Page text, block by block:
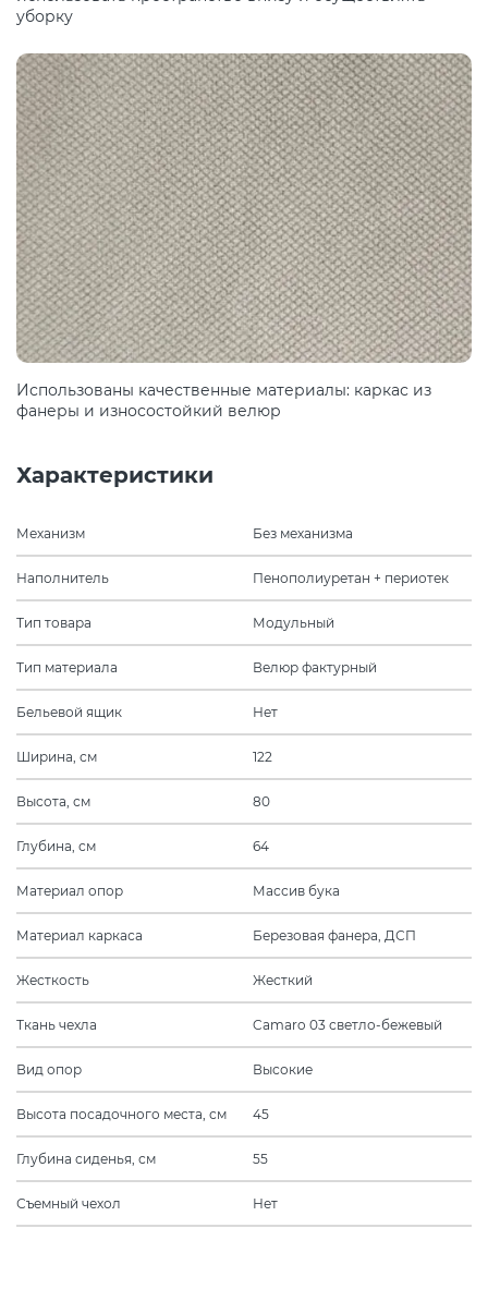
уборку
Использованы качественные материалы: каркас из
фанеры и износостойкий велюр
Характеристики
Механизм Без механизма
Наполнитель Пенополиуретан + периотек
Тип товара Модульный
Тип материала Велюр фактурный
Бельевой ящик Нет
Ширина, см 122
Высота, см 80
Глубина, см 64
Материал опор Массив бука
Материал каркаса Березовая фанера, ДСП
Жесткость Жесткий
Ткань чехла Camaro 03 светло-бежевый
Вид опор Высокие
Высота посадочного места, см 45
Глубина сиденья, см 55
Съемный чехол Нет